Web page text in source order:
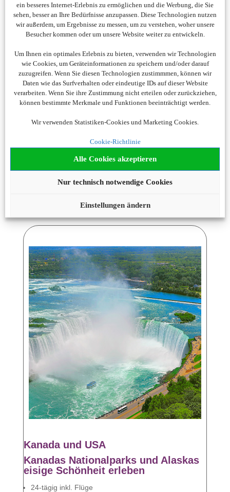
ein besseres Internet-Erlebnis zu ermöglichen und die Werbung, die Sie
sehen, besser an Ihre Bedürfnisse anzupassen. Diese Technologien nutzen
wir außerdem, um Ergebnisse zu messen, um zu verstehen, woher unsere
Besucher kommen oder um unsere Website weiter zu entwickeln.
Um Ihnen ein optimales Erlebnis zu bieten, verwenden wir Technologien
wie Cookies, um Geräteinformationen zu speichern und/oder darauf
zuzugreifen. Wenn Sie diesen Technologien zustimmmen, können wir
Daten wie das Surfverhalten oder eindeutige IDs auf dieser Website
verarbeiten. Wenn Sie ihre Zustimmung nicht erteilen oder zurückziehen,
können bestimmte Merkmale und Funktionen beeinträchtigt werden.
Wir verwenden Statistiken-Cookies und Marketing Cookies.
Cookie-Richtlinie
Alle Cookies akzeptieren
Nur technisch notwendige Cookies
Einstellungen ändern
Wir lieben Kreuzfahrt-Kombinationen
Vielfalt an Reisezielen: Von atemberaubenden
Mittelmeerraum bis hin zu exotischen Zielen in Fernost
– die Auswahl an Reiserouten ist enorm.
Unvergessliche Erlebnisse: Nehmen Sie an
spannenden Landausflügen teil, entdecken Sie
und erleben Sie einmalige Abenteuer.
Abwechslungsreiches Entertainment Programm:
Angefangen von Live-Shows und Konzerten bis hin zu
Casinos und Nachtclubs – hier gibt es Aktivitäten für
Kanada und USA
Kanadas Nationalparks und Alaskas
eisige Schönheit erleben
24-tägig inkl. Flüge